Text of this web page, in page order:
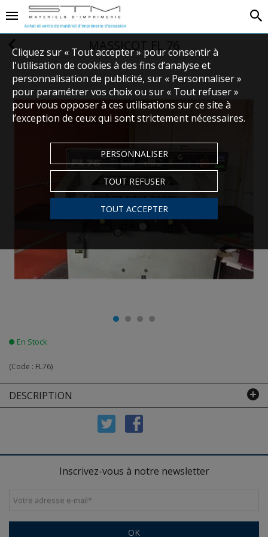
MASSICOT FL 76
Touchez pour zoomer
En Stock
(Code : FL76)
DESCRIPTION
Cliquez sur « Tout accepter » pour consentir à
l'utilisation de cookies à des fins d’analyse et
personnalisation de publicité, sur « Personnaliser »
pour paramétrer vos choix ou sur « Tout refuser »
pour vous opposer à ces utilisations sur ce site à
l’exception de ceux qui sont strictement nécessaires.
PERSONNALISER
TOUT REFUSER
TOUT ACCEPTER
Inscrivez-vous à notre newsletter
Votre adresse e-mail*
OK